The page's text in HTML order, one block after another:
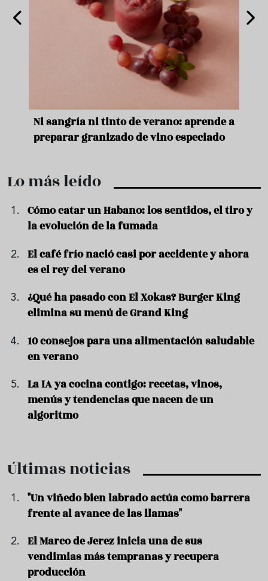
Ni sangría ni tinto de verano: aprende a
preparar granizado de vino especiado
Lo más leído
Cómo catar un Habano: los sentidos, el tiro y
la evolución de la fumada
El café frío nació casi por accidente y ahora
es el rey del verano
¿Qué ha pasado con El Xokas? Burger King
elimina su menú de Grand King
10 consejos para una alimentación saludable
en verano
La IA ya cocina contigo: recetas, vinos,
menús y tendencias que nacen de un
algoritmo
Últimas noticias
"Un viñedo bien labrado actúa como barrera
frente al avance de las llamas"
El Marco de Jerez inicia una de sus
vendimias más tempranas y recupera
producción